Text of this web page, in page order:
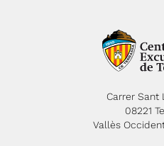
Carrer Sant
08221
Vallès